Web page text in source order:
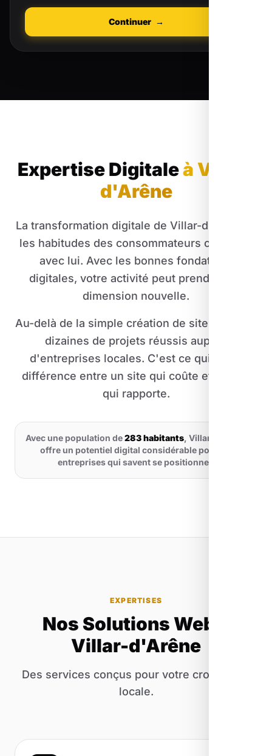
Continuer →
Expertise Digitaleà Villar-
d'Arêne
La transformation digitale de Villar-d'Arêne et
les habitudes des consommateurs changent
avec lui. Avec les bonnes fondations
digitales, votre activité peut prendre une
dimension nouvelle.
Au-delà de la simple création de site, au fil de
dizaines de projets réussis auprès
d'entreprises locales. C'est ce qui fait la
différence entre un site qui coûte et un site
qui rapporte.
Avec une population de283 habitants, Villar-d'Arêne
offre un potentiel digital considérable pour les
entreprises qui savent se positionner.
EXPERTISES
Nos Solutions Web à
Villar-d'Arêne
Des services conçus pour votre croissance
locale.